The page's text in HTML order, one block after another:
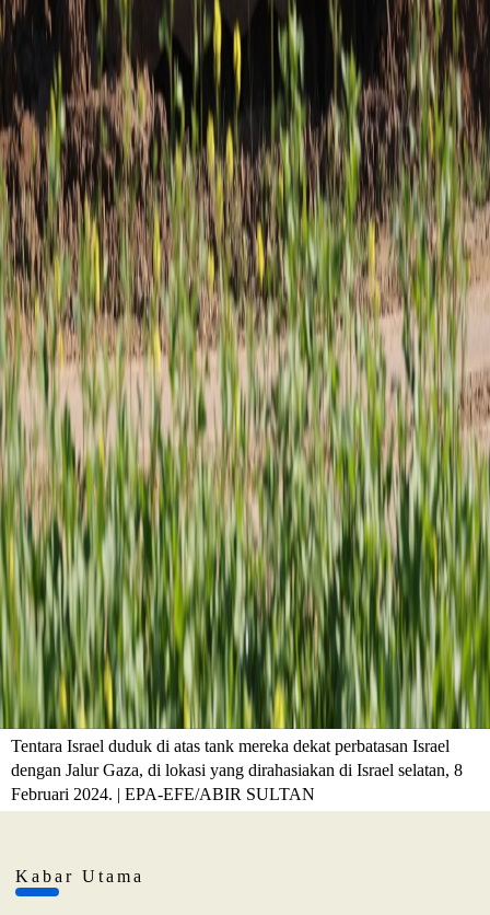
Tentara Israel duduk di atas tank mereka dekat perbatasan Israel
dengan Jalur Gaza, di lokasi yang dirahasiakan di Israel selatan, 8
Februari 2024. | EPA-EFE/ABIR SULTAN
Kabar Utama